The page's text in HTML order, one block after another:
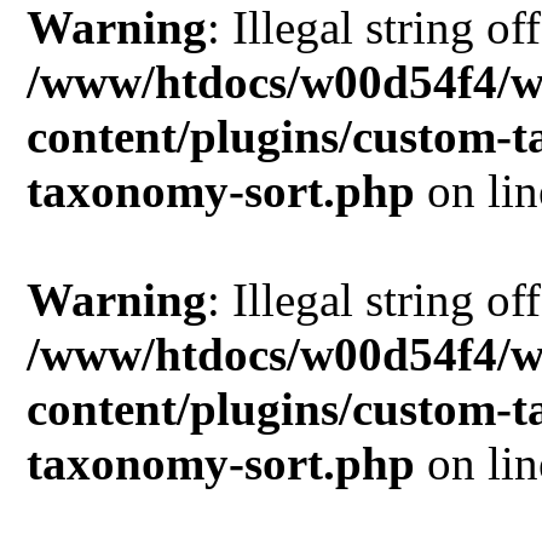
Warning: Illegal string
/www/htdocs/w00d54f4/
content/plugins/custom-
taxonomy-sort.php on
Warning: Illegal string
/www/htdocs/w00d54f4/
content/plugins/custom-
taxonomy-sort.php on